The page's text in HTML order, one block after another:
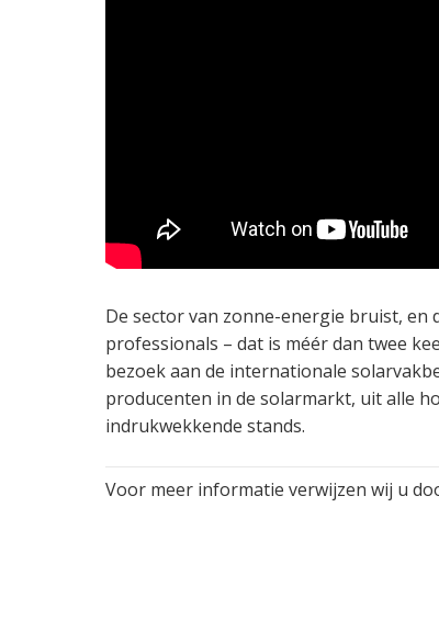
De sector van zonne-energie bruist, en
professionals – dat is méér dan twee
bezoek aan de internationale
producenten in de solarmarkt, uit alle
indrukwekkende stands.
Voor meer informatie verwijzen wij u